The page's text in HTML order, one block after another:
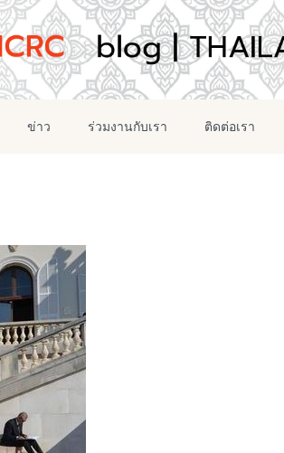
ข่าว ร่วมงานกับเรา ติดต่อเรา